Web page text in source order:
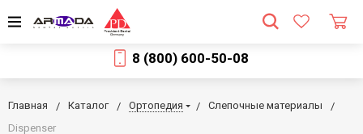
8 (800) 600-50-08
Главная Каталог Ортопедия
Слепочные материалы
Dispenser